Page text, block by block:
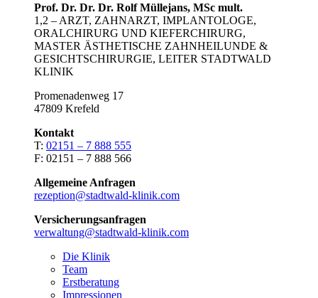
Prof. Dr. Dr. Dr. Rolf Müllejans, MSc mult.
1,2 – ARZT, ZAHNARZT, IMPLANTOLOGE,
ORALCHIRURG UND KIEFERCHIRURG,
MASTER ÄSTHETISCHE ZAHNHEILUNDE &
GESICHTSCHIRURGIE, LEITER STADTWALD
KLINIK
Promenadenweg 17
47809 Krefeld
Kontakt
T: 02151 – 7 888 555
F: 02151 – 7 888 566
Allgemeine Anfragen
rezeption@stadtwald-klinik.com
Versicherungsanfragen
verwaltung@stadtwald-klinik.com
Die Klinik
Team
Erstberatung
Impressionen